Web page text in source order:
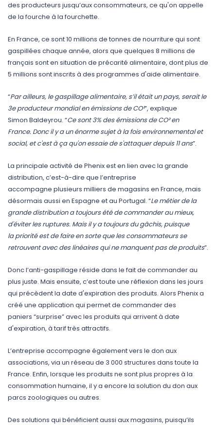
des producteurs jusqu’aux consommateurs, ce qu'on appelle
de la fourche à la fourchette.
En France, ce sont 10 millions de tonnes de nourriture qui sont
gaspillées chaque année, alors que quelques 8 millions de
français sont en situation de précarité alimentaire, dont plus de
5 millions sont inscrits à des programmes d'aide alimentaire.
“Par ailleurs, le gaspillage alimentaire, s’il était un pays, serait le
3e producteur mondial en émissions de CO²”, explique
Simon Baldeyrou. “Ce sont 3% des émissions de CO² en
France. Donc il y a un énorme sujet à la fois environnemental et
social, et c'est à ça qu'on essaie de s'attaquer depuis 11 ans”.
La principale activité de Phenix est en lien avec la grande
distribution, c’est-à-dire que l’entreprise
accompagne plusieurs milliers de magasins en France, mais
désormais aussi en Espagne et au Portugal. “Le métier de la
grande distribution a toujours été de commander au mieux,
d'éviter les ruptures. Mais il y a toujours du gâchis, puisque
la priorité est de faire en sorte que les consommateurs se
retrouvent avec des linéaires qui ne manquent pas de produits”.
Donc l’anti-gaspillage réside dans le fait de commander au
plus juste. Mais ensuite, c’est toute une réflexion dans les jours
qui précèdent la date d'expiration des produits. Alors Phenix a
créé une application qui permet de commander des
paniers “surprise” avec les produits qui arrivent à date
d'expiration, à tarif très attractifs.
L’entreprise accompagne également vers le don aux
associations, via un réseau de 3 000 structures dans toute la
France. Enfin, lorsque les produits ne sont plus propres à la
consommation humaine, il y a encore la solution du don aux
parcs zoologiques ou autres.
Des solutions qui bénéficient aussi aux magasins, puisqu’ils